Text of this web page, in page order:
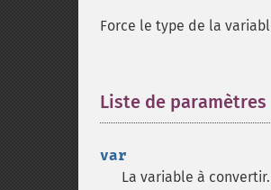
Force le type de la
Liste de paramètres
var
La variable à convertir.